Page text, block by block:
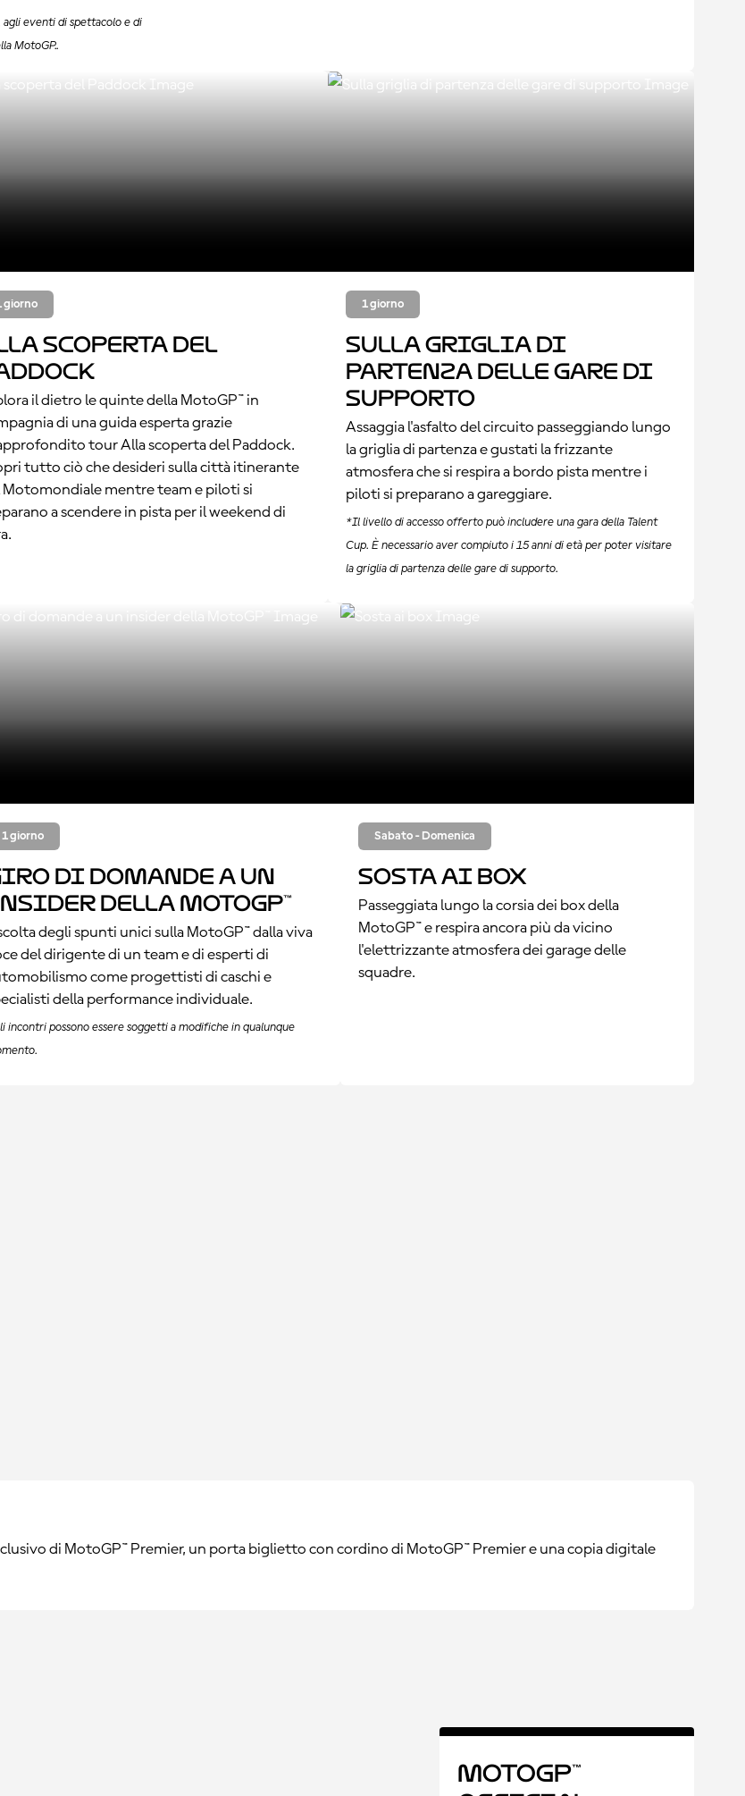
eventi di spettacolo e di
MotoGP..
giorno
scoperta del
il dietro le quinte della MotoGP™ in
di una guida esperta grazie
tour Alla scoperta del Paddock.
tutto ciò che desideri sulla città itinerante
Motomondiale mentre team e piloti si
a scendere in pista per il weekend di
1 giorno
Sulla griglia di
partenza delle gare di
supporto
Assaggia l'asfalto del circuito passeggiando lungo
la griglia di partenza e gustati la frizzante
atmosfera che si respira a bordo pista mentre i
piloti si preparano a gareggiare.
*Il livello di accesso offerto può includere una gara della Talent
Cup. È necessario aver compiuto i 15 anni di età per poter visitare
la griglia di partenza delle gare di supporto.
1 giorno
di domande a un
della MotoGP™
degli spunti unici sulla MotoGP™ dalla viva
del dirigente di un team e di esperti di
come progettisti di caschi e
della performance individuale.
incontri possono essere soggetti a modifiche in qualunque
Sabato - Domenica
Sosta ai box
Passeggiata lungo la corsia dei box della
MotoGP™ e respira ancora più da vicino
l'elettrizzante atmosfera dei garage delle
squadre.
di MotoGP™ Premier, un porta biglietto con cordino di MotoGP™ Premier e una copia digitale
MotoGP™